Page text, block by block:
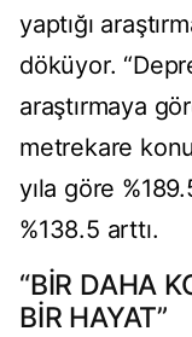
yaptığı
döküyor.
araştırmaya
metrekare
yıla göre
%138.5 arttı.
“BİR DAHA
BİR HAYAT”